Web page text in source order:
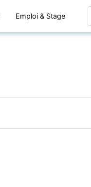
Emploi & Stage